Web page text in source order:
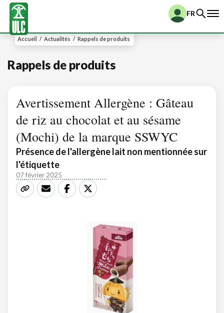
FR
Accueil / Actualités / Rappels de produits
Rappels de produits
Avertissement Allergène : Gâteau
de riz au chocolat et au sésame
(Mochi) de la marque SSWYC
Présence de l'allergène lait non mentionnée sur
l'étiquette
07 février 2025